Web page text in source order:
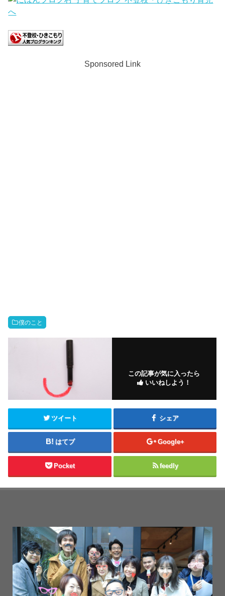
Sponsored Link
僕のこと
この記事が気に入ったら
いいねしよう！
ツイート シェア
はてブ Google+
Pocket feedly